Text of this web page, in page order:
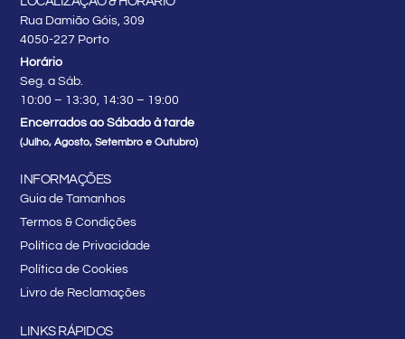
Rua Damião Góis, 309
4050-227 Porto
Horário
Seg. a Sáb.
10:00 – 13:30, 14:30 – 19:00
Encerrados ao Sábado à tarde
(Julho, Agosto, Setembro e Outubro)
INFORMAÇÕES
Guia de Tamanhos
Termos & Condições
Política de Privacidade
Política de Cookies
Livro de Reclamações
LINKS RÁPIDOS